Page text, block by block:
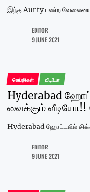
இந்த Aunty பண்ற வேலையை
EDITOR
9 JUNE 2021
செய்திகள் வீடியோ
Hyderabad
வைக்கும் வீடியோ!!
Hyderabad ஹோட்டலில்
EDITOR
9 JUNE 2021